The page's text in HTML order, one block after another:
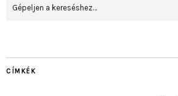
CÍMKÉK